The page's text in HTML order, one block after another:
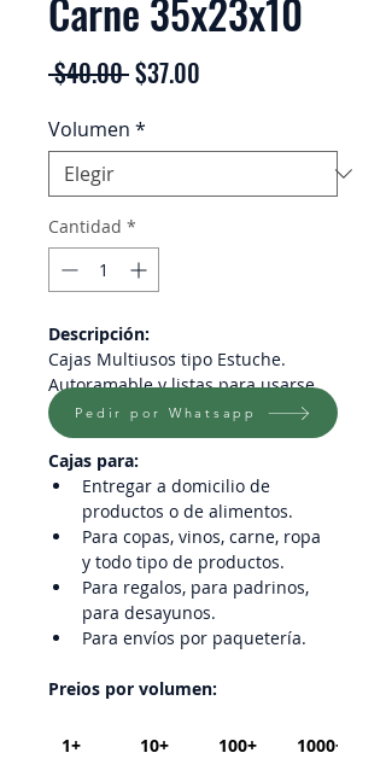
Carne 35x23x10
$40.00 Precio
$37.00
Volumen *
Cantidad *
Descripción:
Cajas Multiusos tipo Estuche.
Autoramable y listas para usarse.
De cartón corrugado sencillo.
Cajas para:
Entregar a domicilio de
productos o de alimentos.
Para copas, vinos, carne, ropa
y todo tipo de productos.
Para regalos, para padrinos,
para desayunos.
Para envíos por paquetería.
Preios por volumen:
1+ 10+ 100+ 1000+
Pedir por Whatsapp